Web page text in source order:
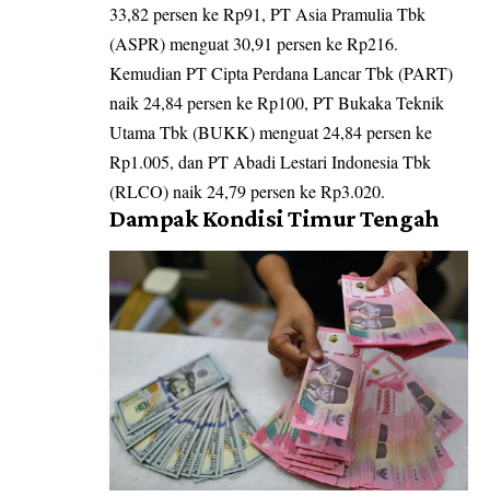
33,82 persen ke Rp91, PT Asia Pramulia Tbk
(ASPR) menguat 30,91 persen ke Rp216.
Kemudian PT Cipta Perdana Lancar Tbk (PART)
naik 24,84 persen ke Rp100, PT Bukaka Teknik
Utama Tbk (BUKK) menguat 24,84 persen ke
Rp1.005, dan PT Abadi Lestari Indonesia Tbk
(RLCO) naik 24,79 persen ke Rp3.020.
Dampak Kondisi Timur Tengah